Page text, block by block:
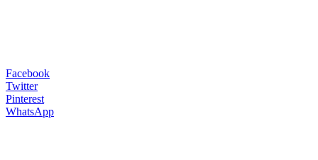
Facebook
Twitter
Pinterest
WhatsApp